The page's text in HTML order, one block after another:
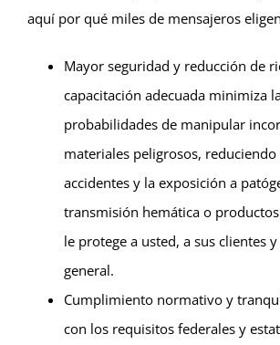
aquí por qué miles de mensajeros
Mayor seguridad y reducción de
capacitación adecuada minimiza
probabilidades de manipular
materiales peligrosos, reduciendo
accidentes y la exposición a
transmisión hemática o
le protege a usted, a sus clientes
general.
Cumplimiento normativo y
con los requisitos federales y